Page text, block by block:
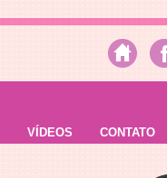
VÍDEOS CONTATO